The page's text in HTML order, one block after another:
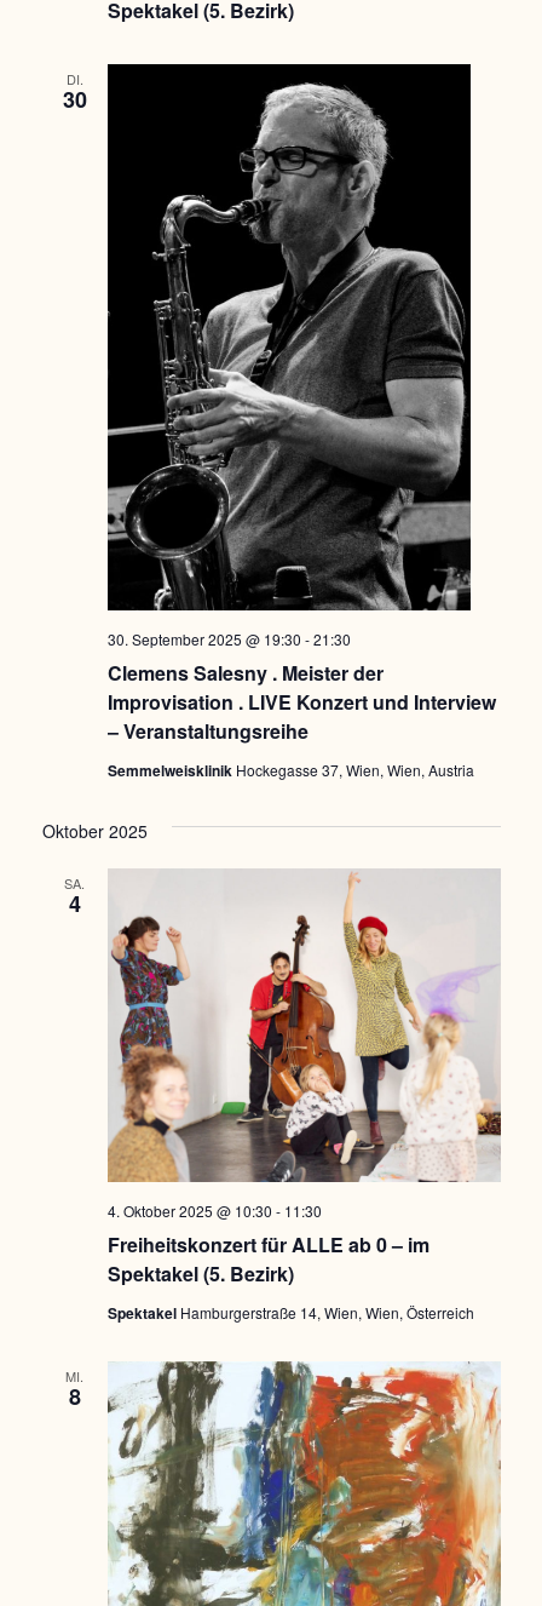
Spektakel (5. Bezirk)
DI.
30
Clemens Salesny . Meister der
Improvisation . LIVE Konzert und Interview
– Veranstaltungsreihe
30. September 2025 @ 19:30 -21:30
Semmelweisklinik Hockegasse 37, Wien, Wien, Austria
Oktober 2025
SA.
4
Freiheitskonzert für ALLE ab 0 – im
Spektakel (5. Bezirk)
4. Oktober 2025 @ 10:30 - 11:30
Spektakel Hamburgerstraße 14, Wien, Wien, Österreich
MI.
8